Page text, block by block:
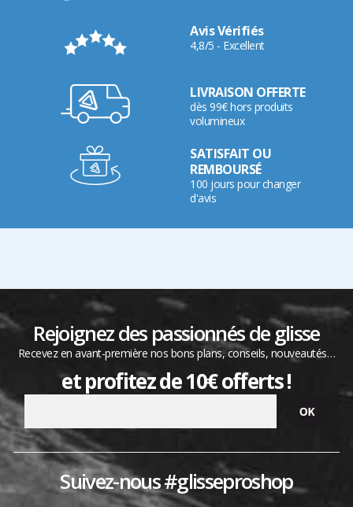
Avis Vérifiés
4,8/5 - Excellent
LIVRAISON OFFERTE
dès 99€ hors produits
volumineux
SATISFAIT OU
REMBOURSÉ
100 jours pour changer
d'avis
Rejoignez des passionnés de glisse
Recevez en avant-première nos bons plans, conseils, nouveautés…
et profitez de 10€ offerts !
Suivez-nous #glisseproshop